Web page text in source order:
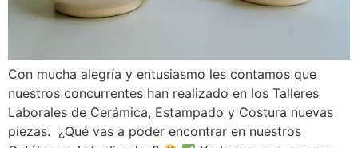
Con mucha alegría y entusiasmo les contamos que
nuestros concurrentes han realizado en los Talleres
Laborales de Cerámica, Estampado y Costura nuevas
piezas. ¿Qué vas a poder encontrar en nuestros